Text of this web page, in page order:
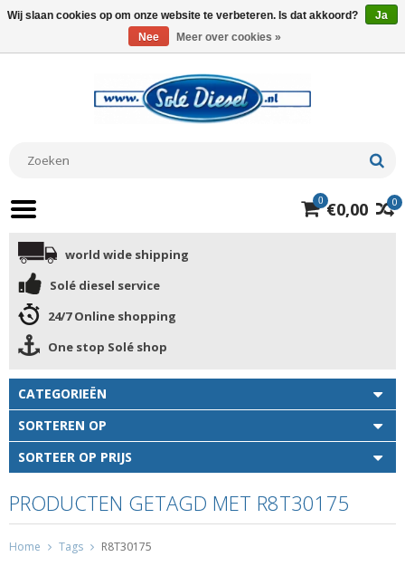
0
0 €0,00
world wide shipping
Solé diesel service
24/7 Online shopping
One stop Solé shop
CATEGORIEËN
SORTEREN OP
SORTEER OP PRIJS
PRODUCTEN GETAGD MET R8T30175
Home Tags R8T30175
Wij slaan cookies op om onze website te verbeteren. Is dat akkoord?
Ja
Nee
Meer over cookies »